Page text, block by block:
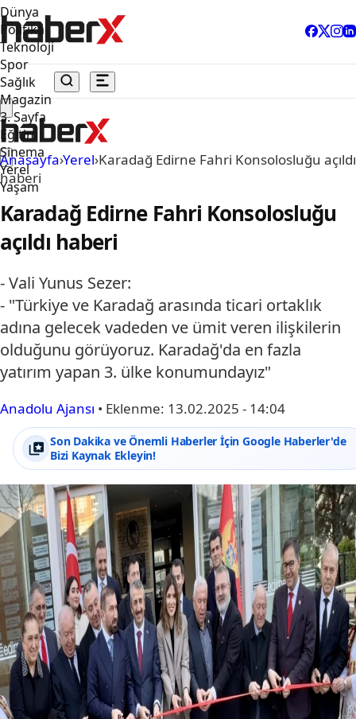
Dünya
Politika
Teknoloji
Spor
Sağlık
Magazin
3. Sayfa
Eğitim
Sinema
Yerel
Yaşam
Anasayfa›Yerel›Karadağ Edirne Fahri Konsolosluğu açıldı
haberi
Karadağ Edirne Fahri Konsolosluğu
açıldı haberi
- Vali Yunus Sezer:
- "Türkiye ve Karadağ arasında ticari ortaklık
adına gelecek vadeden ve ümit veren ilişkilerin
olduğunu görüyoruz. Karadağ'da en fazla
yatırım yapan 3. ülke konumundayız"
Anadolu Ajansı • Eklenme: 13.02.2025 - 14:04
Son Dakika ve Önemli Haberler İçin Google Haberler'de
Bizi Kaynak Ekleyin!